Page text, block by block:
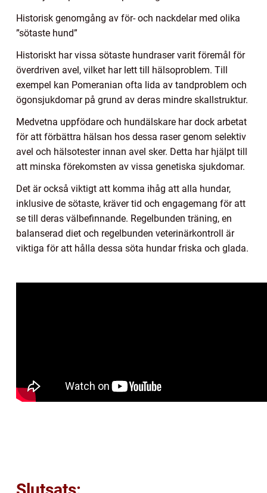
Historisk genomgång av för- och nackdelar med olika
”sötaste hund”
Historiskt har vissa sötaste hundraser varit föremål för
överdriven avel, vilket har lett till hälsoproblem. Till
exempel kan Pomeranian ofta lida av tandproblem och
ögonsjukdomar på grund av deras mindre skallstruktur.
Medvetna uppfödare och hundälskare har dock arbetat
för att förbättra hälsan hos dessa raser genom selektiv
avel och hälsotester innan avel sker. Detta har hjälpt till
att minska förekomsten av vissa genetiska sjukdomar.
Det är också viktigt att komma ihåg att alla hundar,
inklusive de sötaste, kräver tid och engagemang för att
se till deras välbefinnande. Regelbunden träning, en
balanserad diet och regelbunden veterinärkontroll är
viktiga för att hålla dessa söta hundar friska och glada.